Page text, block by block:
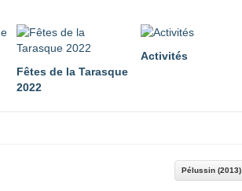
Fêtes de la Tarasque
2022
Activités
Pélussin (2013)